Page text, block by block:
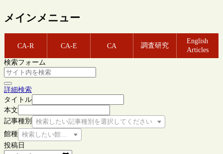
メインメニュー
CA-R CA-E CA 調査研究
English
Articles
検索フォーム
詳細検索
タイトル
本文
記事種別
検索したい記事種別を選択してください
館種 検索したい館種を選択してください
投稿日